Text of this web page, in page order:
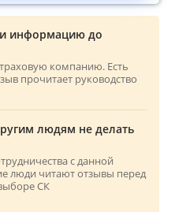
информацию до
компанию. Есть
прочитает руководство
людям не делать
с данной
люди читают отзывы перед
СК